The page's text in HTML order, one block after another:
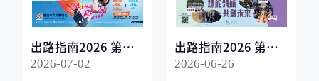
出路指南2026 第一
冊
2026-07-02
出路指南2026 第二
冊
2026-06-26